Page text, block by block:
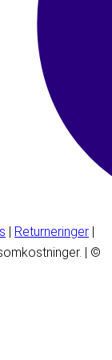
| Returneringer |
| ©